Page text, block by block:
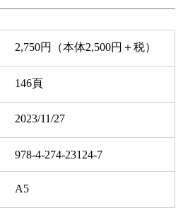
2,750円（本体2,500円＋税）
146頁
2023/11/27
978-4-274-23124-7
A5